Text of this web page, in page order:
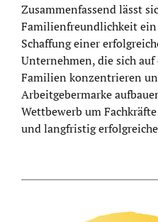
Zusammenfassend lässt
Familienfreundlichkeit
Schaffung einer
Unternehmen, die sich
Familien konzentrieren
Arbeitgebermarke
Wettbewerb um
und langfristig